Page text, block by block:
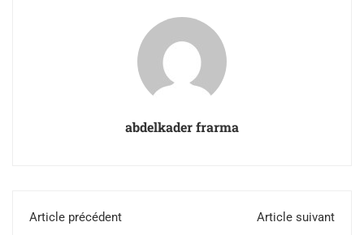
abdelkader frarma
Article précédent Article suivant